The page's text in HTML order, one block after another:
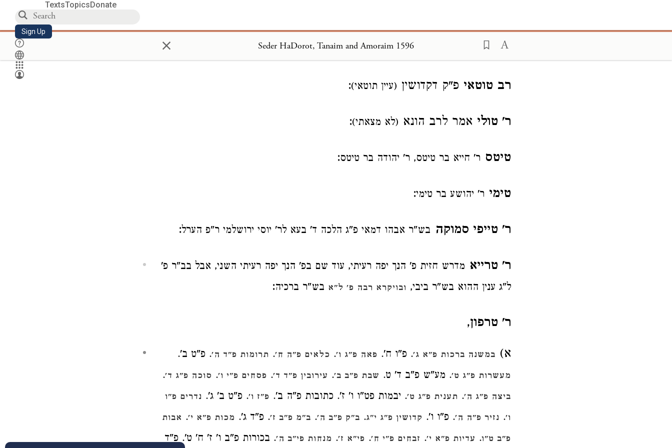
TextsTopicsDonate
Sign Up × Seder HaDorot, Tanaim and Amoraim 1596
רב טוטאי פ"ק דקדושין (עיין תוטאי):
ר' טולי אמר לרב הונא (לא מצאתי):
טיטס ר' חייא בר טיטס, ר' יהודה בר טיטס:
טימי ר' יהושע בר טימי:
ר' טייפי סמוקה בש"ר אבהו דמאי פ"ג הלכה ד' בעא לר' יוסי ירושלמי ר"פ הערל:
ר' טרייא מדרש חזית פ' הנך יפה רעיתי, עוד שם בפ' הנך יפה רעיתי השני, אבל בב"ר פ'
ל"ג ענין ההוא בש"ר ביבי, ובויקרא רבה פ' ל"א בש"ר ברכיה:
ר' טרפון,
א) במשנה ברכות פ"א ג'. פ"ו ח'. פאה פ"ג ו'. כלאים פ"ה ח'. תרומות פ"ד ה'. פ"ט ב'.
מעשרות פ"ג ט'. מע"ש פ"ב ד' ט. שבת פ"ב ב'. עירובין פ"ד ד'. פסחים פ"י ו'. סוכה פ"ג ד'.
ביצה פ"ג ה'. תענית פ"ג ט'. יבמות פט"ו ו' ז'. כתובות פ"ה ב'. פ"ז ו'. פ"ט ב' ג'. נדרים פ"ו
ו'. נזיר פ"ה ה'. פ"ו ו'. קדושין פ"ג י"ג. ב"ק פ"ב ה'. ב"מ פ"ב ז'. פ"ד ג'. מכות פ"א י'. אבות
פ"ב ט"ו. עדיות פ"א י'. זבחים פ"י ח'. פי"א ז'. מנחות פי"ב ה'. בכורות פ"ב ו' ז' ח' ט'. פ"ד